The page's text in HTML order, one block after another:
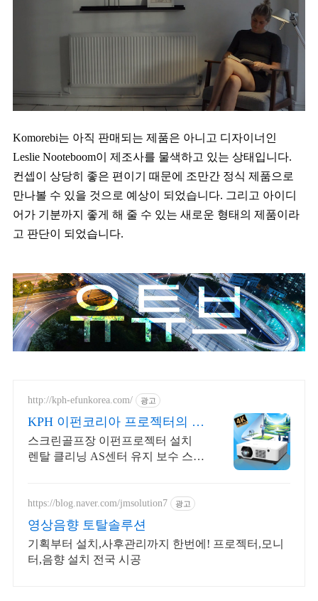
Komorebi는 아직 판매되는 제품은 아니고 디자이너인
Leslie Nooteboom이 제조사를 물색하고 있는 상태입니다.
컨셉이 상당히 좋은 편이기 때문에 조만간 정식 제품으로
만나볼 수 있을 것으로 예상이 되었습니다. 그리고 아이디
어가 기분까지 좋게 해 줄 수 있는 새로운 형태의 제품이라
고 판단이 되었습니다.
http://kph-efunkorea.com/ 광고
KPH 이펀코리아 프로젝터의 새
로운 선택
스크린골프장 이펀프로젝터 설치
렌탈 클리닝 AS센터 유지 보수 스크
https://blog.naver.com/jmsolution7 광고
영상음향 토탈솔루션
기획부터 설치,사후관리까지 한번에! 프로젝터,모니
터,음향 설치 전국 시공